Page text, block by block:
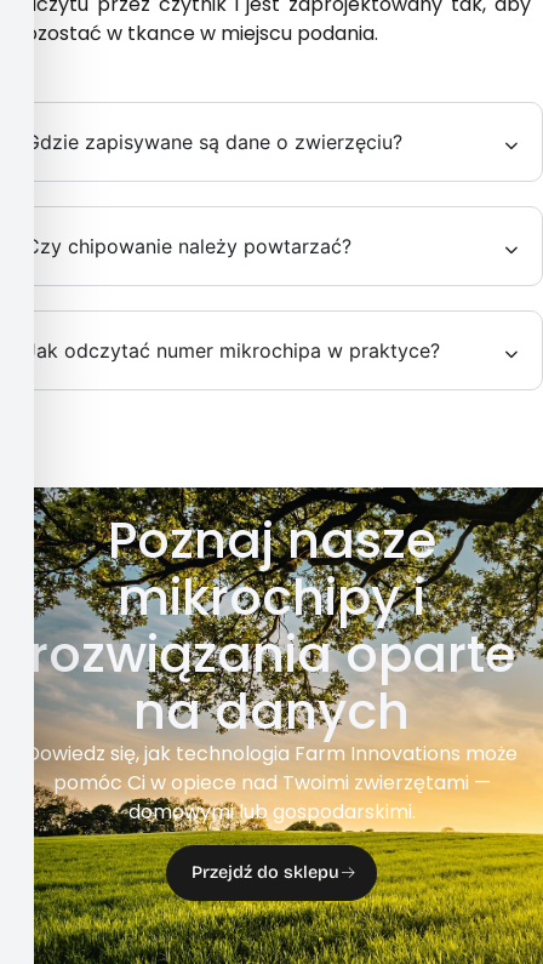
pozostać w tkance w miejscu podania.
Gdzie zapisywane są dane o zwierzęciu?
Czy chipowanie należy powtarzać?
Jak odczytać numer mikrochipa w praktyce?
Poznaj nasze
mikrochipy i
rozwiązania oparte
na danych
Dowiedz się, jak technologia Farm Innovations może
pomóc Ci w opiece nad Twoimi zwierzętami —
domowymi lub gospodarskimi.
Przejdź do sklepu